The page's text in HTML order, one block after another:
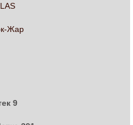
Жар
9